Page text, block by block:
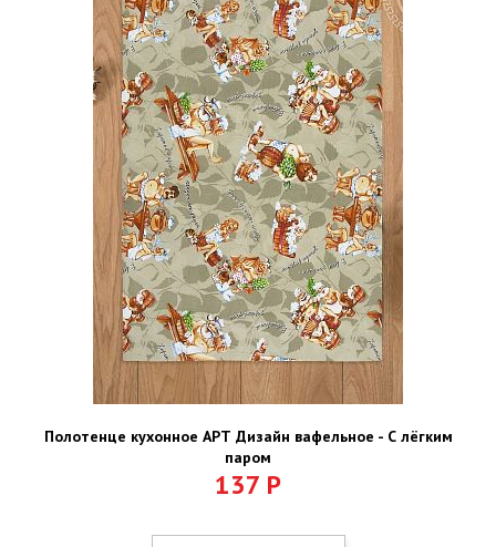
Полотенце кухонное АРТ Дизайн вафельное - С лёгким
паром
137 Р